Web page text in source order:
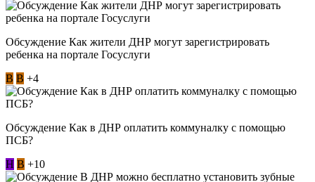
Обсуждение Как жители ДНР могут зарегистрировать
ребенка на портале Госуслуги
В В +4
Обсуждение Как в ДНР оплатить коммуналку с помощью
ПСБ?
Н В +10